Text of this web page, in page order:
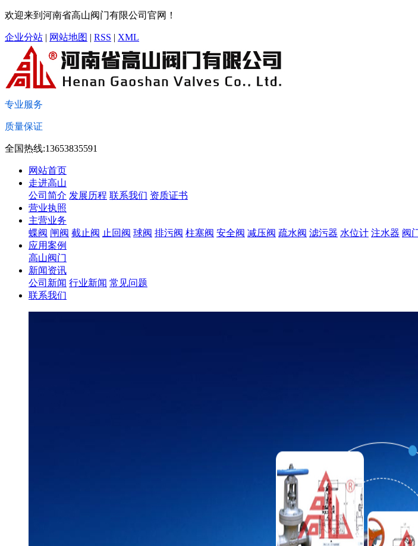
欢迎来到河南省高山阀门有限公司官网！
企业分站 | 网站地图 | RSS | XML
专业服务
质量保证
全国热线:13653835591
网站首页
走进高山
公司简介 发展历程 联系我们 资质证书
营业执照
主营业务
蝶阀 闸阀 截止阀 止回阀 球阀 排污阀 柱塞阀 安全阀 减压阀 疏水阀 滤污器 水位计 注水器 阀
应用案例
高山阀门
新闻资讯
公司新闻 行业新闻 常见问题
联系我们